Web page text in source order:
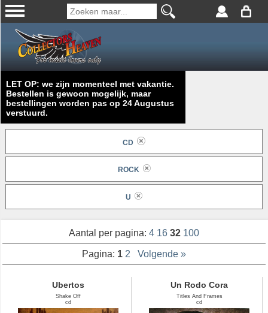
LET OP: we zijn momenteel met vakantie.
Bestellen is gewoon mogelijk, maar
bestellingen worden pas op 24 Augustus
verstuurd.
CD
ROCK
U
Aantal per pagina: 4 16 32 100
Pagina: 1 2 Volgende »
Ubertos
Shake Off
cd
Un Rodo Cora
Titles And Frames
cd